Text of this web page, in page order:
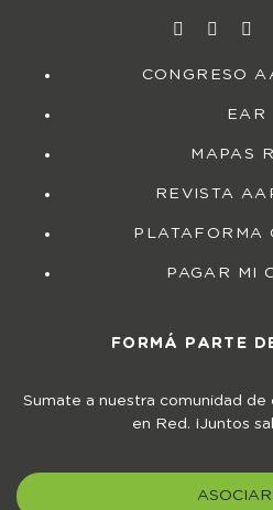
CONGRESO
EAR
MAPAS
REVISTA
PLATAFORMA
PAGAR MI
FORMÁ PARTE
Sumate a nuestra comunidad
en Red. ¡Juntos